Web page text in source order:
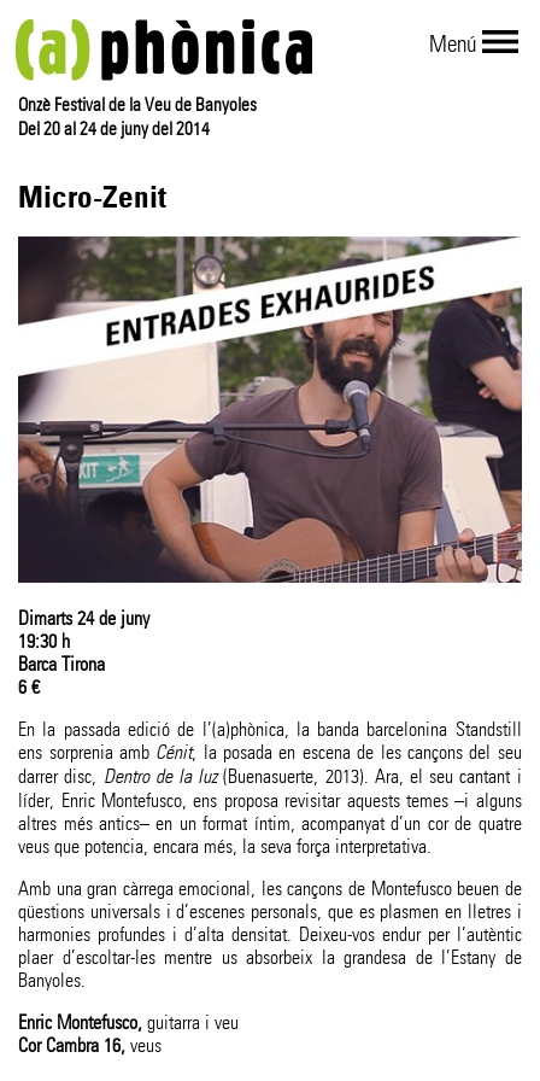
Menú
Onzè Festival de la Veu de Banyoles
Del 20 al 24 de juny del 2014
Micro-Zenit
Dimarts 24 de juny
19:30 h
Barca Tirona
6 €
En la passada edició de l’(a)phònica, la banda barcelonina Standstill
ens sorprenia amb Cénit, la posada en escena de les cançons del seu
darrer disc, Dentro de la luz(Buenasuerte, 2013). Ara, el seu cantant i
líder, Enric Montefusco, ens proposa revisitar aquests temes –i alguns
altres més antics– en un format íntim, acompanyat d’un cor de quatre
veus que potencia, encara més, la seva força interpretativa.
Amb una gran càrrega emocional, les cançons de Montefusco beuen de
qüestions universals i d’escenes personals, que es plasmen en lletres i
harmonies profundes i d’alta densitat. Deixeu-vos endur per l’autèntic
plaer d’escoltar-les mentre us absorbeix la grandesa de l’Estany de
Banyoles.
Enric Montefusco guitarra i veu
Cor Cambra 16 veus